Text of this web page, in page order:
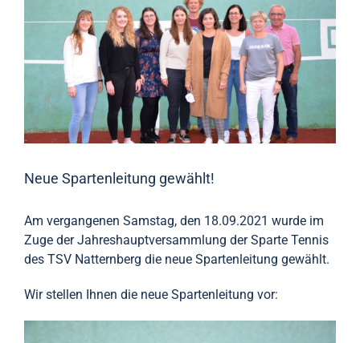
Neue Spartenleitung gewählt!
Am vergangenen Samstag, den 18.09.2021 wurde im
Zuge der Jahreshauptversammlung der Sparte Tennis
des TSV Natternberg die neue Spartenleitung gewählt.
Wir stellen Ihnen die neue Spartenleitung vor: